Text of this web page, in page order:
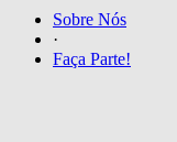
Sobre Nós
·
Faça Parte!